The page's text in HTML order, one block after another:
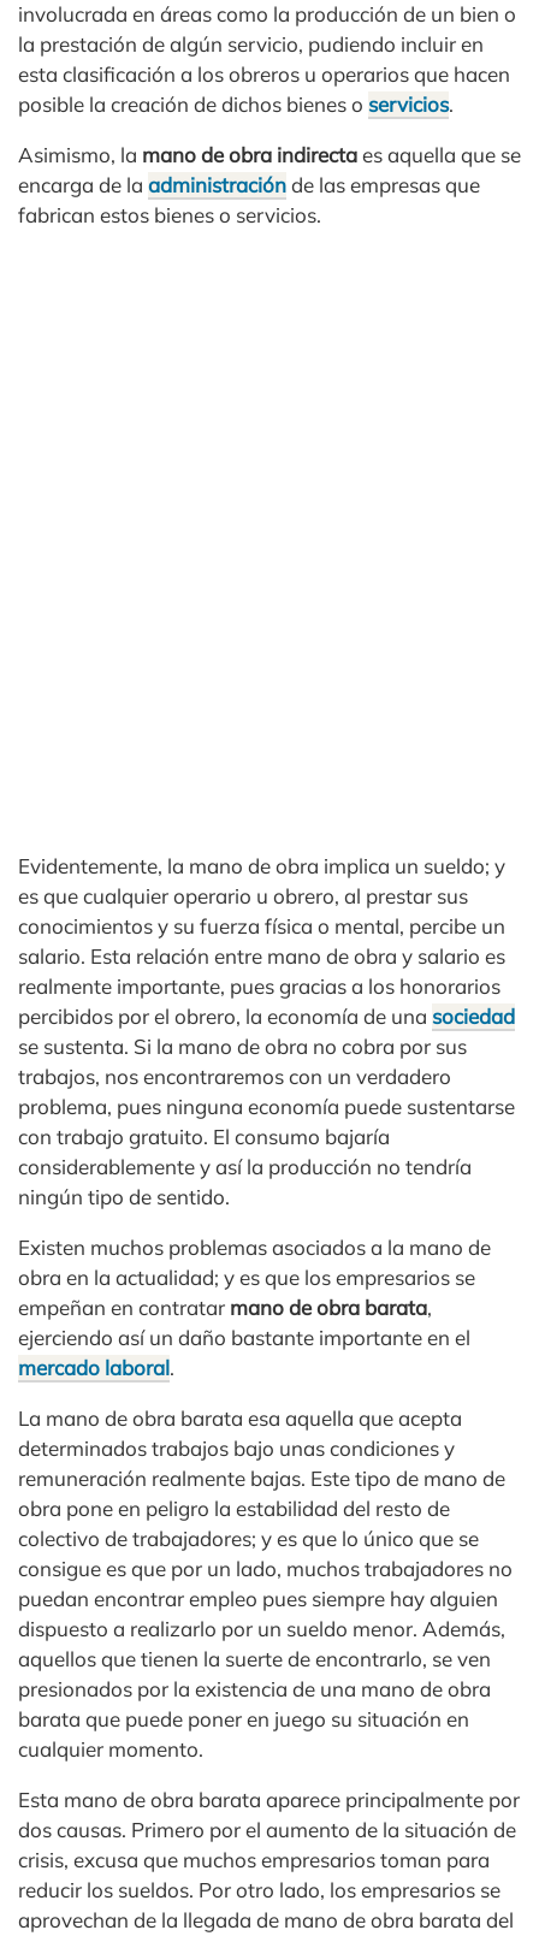
involucrada en áreas como la producción de un bien o
la prestación de algún servicio, pudiendo incluir en
esta clasificación a los obreros u operarios que hacen
posible la creación de dichos bienes o servicios.
Asimismo, la mano de obra indirectaes aquella que se
encarga de la administraciónde las empresas que
fabrican estos bienes o servicios.
Evidentemente, la mano de obra implica un sueldo; y
es que cualquier operario u obrero, al prestar sus
conocimientos y su fuerza física o mental, percibe un
salario. Esta relación entre mano de obra y salario es
realmente importante, pues gracias a los honorarios
percibidos por el obrero, la economía de una sociedad
se sustenta. Si la mano de obra no cobra por sus
trabajos, nos encontraremos con un verdadero
problema, pues ninguna economía puede sustentarse
con trabajo gratuito. El consumo bajaría
considerablemente y así la producción no tendría
ningún tipo de sentido.
Existen muchos problemas asociados a la mano de
obra en la actualidad; y es que los empresarios se
empeñan en contratar mano de obra barata,
ejerciendo así un daño bastante importante en el
mercado laboral.
La mano de obra barata esa aquella que acepta
determinados trabajos bajo unas condiciones y
remuneración realmente bajas. Este tipo de mano de
obra pone en peligro la estabilidad del resto de
colectivo de trabajadores; y es que lo único que se
consigue es que por un lado, muchos trabajadores no
puedan encontrar empleo pues siempre hay alguien
dispuesto a realizarlo por un sueldo menor. Además,
aquellos que tienen la suerte de encontrarlo, se ven
presionados por la existencia de una mano de obra
barata que puede poner en juego su situación en
cualquier momento.
Esta mano de obra barata aparece principalmente por
dos causas. Primero por el aumento de la situación de
crisis, excusa que muchos empresarios toman para
reducir los sueldos. Por otro lado, los empresarios se
aprovechan de la llegada de mano de obra barata del